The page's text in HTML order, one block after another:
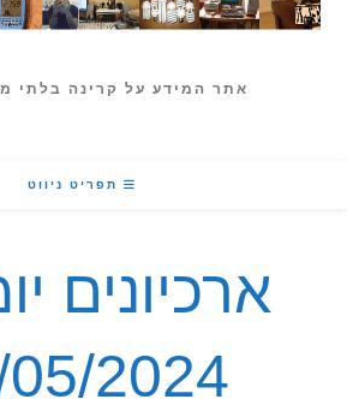
אתר המידע על קרינה בלתי מייננת
תפריט ניווט
ארכיונים
05/2024